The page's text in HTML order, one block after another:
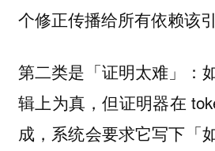
个修正传播给所有依赖该
第二类是「证明太难」：
辑上为真，但证明器在
成，系统会要求它写下「